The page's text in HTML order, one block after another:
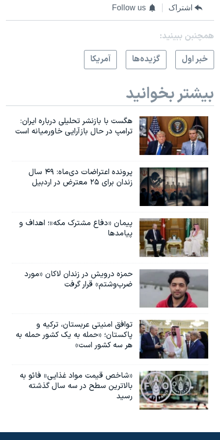
اشتراک Follow us
همچنبن ببینید:
خبر اول
گزيده‌ها آمريکا
بیشتر بخوانید
هگست با بازنشر تحلیلی درباره ایران:
ترامپ در حال بازآرایی خاورمیانه است
پرونده اعتراضات دی‌ماه: ۴۹ سال
زندان برای ۲۵ معترض در اردبیل
پیمان «دفاع مشترک مکه»؛ اهداف و
پیامدها
حمزه درویش در زندان لاکان «مورد
ضرب‌وشتم» قرار گرفت
توافق امنیتی عربستان، ترکیه و
پاکستان؛ «حمله به یک کشور حمله به
هر سه کشور است»
«شاخص قیمت مواد غذایی» فائو به
بالاترین سطح در سه سال گذشته
رسید